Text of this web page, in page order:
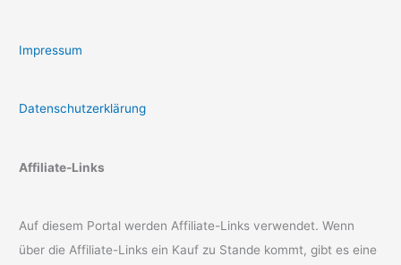
Impressum
Datenschutzerklärung
Affiliate-Links
Auf diesem Portal werden Affiliate-Links verwendet. Wenn
über die Affiliate-Links ein Kauf zu Stande kommt, gibt es eine